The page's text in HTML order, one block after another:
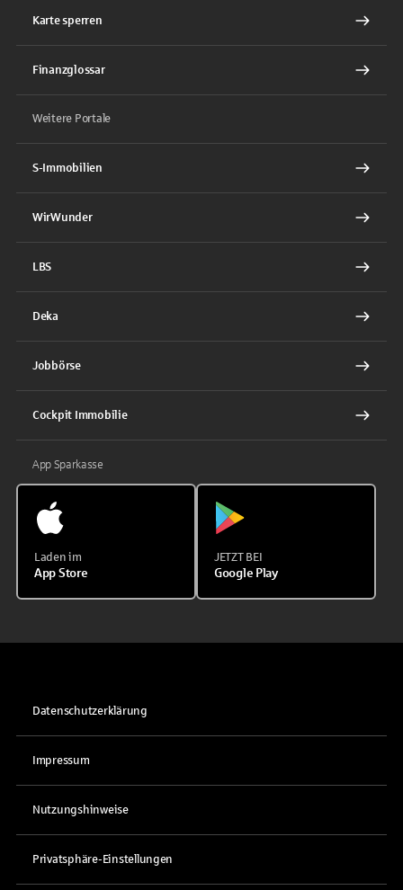
Karte sperren
Finanzglossar
Weitere Portale
S-Immobilien
WirWunder
LBS
Deka
Jobbörse
Cockpit Immobilie
App Sparkasse
Laden im
App Store
JETZT BEI
Google Play
Datenschutzerklärung
Impressum
Nutzungshinweise
Privatsphäre-Einstellungen